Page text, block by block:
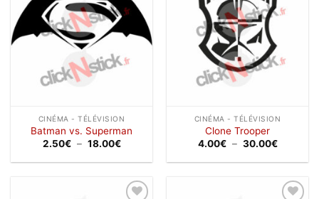
CINÉMA - TÉLÉVISION
Batman vs. Superman
2.50€ – 18.00€Plage
prix :
18.00€
CINÉMA - TÉLÉVISION
Clone Trooper
4.00€ – 30.00€Plage
prix :
30.00€